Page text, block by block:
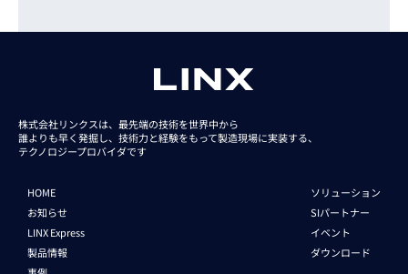
株式会社リンクスは、最先端の技術を世界中から
誰よりも早く発掘し、技術力と経験をもって製造現場に実装する、
テクノロジープロバイダです
HOME
お知らせ
LINX Express
製品情報
ソリューション
SIパートナー
イベント
ダウンロード